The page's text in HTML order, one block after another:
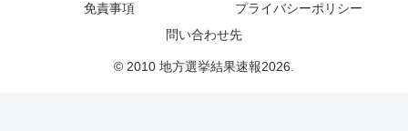
免責事項
プライバシーポリシー
問い合わせ先
© 2010 地方選挙結果速報2026.